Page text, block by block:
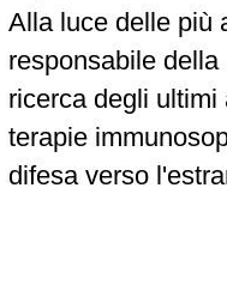
Alla luce delle più
responsabile
ricerca degli
terapie
difesa verso